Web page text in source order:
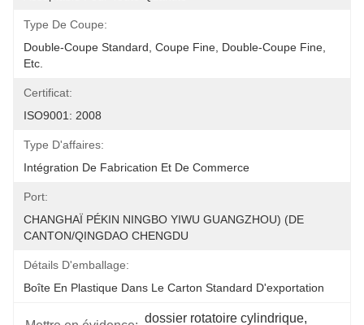
Type De Coupe:
Double-Coupe Standard, Coupe Fine, Double-Coupe Fine,
Etc.
Certificat:
ISO9001: 2008
Type D'affaires:
Intégration De Fabrication Et De Commerce
Port:
CHANGHAÏ PÉKIN NINGBO YIWU GUANGZHOU) (DE
CANTON/QINGDAO CHENGDU
Détails D'emballage:
Boîte En Plastique Dans Le Carton Standard D'exportation
dossier rotatoire cylindrique,